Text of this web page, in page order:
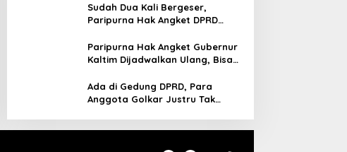
Sudah Dua Kali Bergeser,
Paripurna Hak Angket DPRD
Paripurna Hak Angket Gubernur
Kaltim Dijadwalkan Ulang, Bisa
Ada di Gedung DPRD, Para
Anggota Golkar Justru Tak